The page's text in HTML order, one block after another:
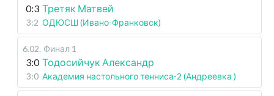
0:3 Третяк Матвей
3:2 ОДЮСШ (Ивано-Франковск)
6.02. Финал 1
3:0 Тодосийчук Александр
3:0 Академия настольного тенниса-2 (Андреевка )